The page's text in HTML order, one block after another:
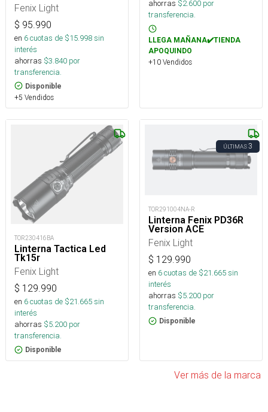
Fenix Light
$ 95.990
en 6cuotas de $15.998sin
interés
ahorras $3.840 por
transferencia.
Disponible
+5 Vendidos
ahorras $2.600 por
transferencia.
LLEGA MAÑANA✔️TIENDA
APOQUINDO
+10 Vendidos
TOR230416BA
Linterna Tactica Led
Tk15r
Fenix Light
$ 129.990
en 6cuotas de $21.665sin
interés
ahorras $5.200 por
transferencia.
Disponible
ÚLTIMAS3
TOR291004NA-R
Linterna Fenix PD36R
Version ACE
Fenix Light
$ 129.990
en 6cuotas de $21.665sin
interés
ahorras $5.200 por
transferencia.
Disponible
Ver más de la marca